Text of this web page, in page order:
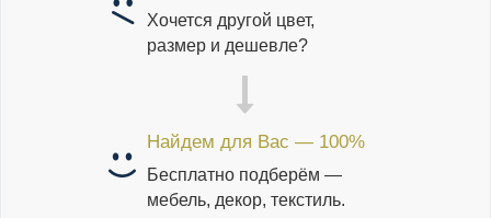
Хочется другой цвет,
размер и дешевле?
Найдем для Вас — 100%
Бесплатно подберём —
мебель, декор, текстиль.